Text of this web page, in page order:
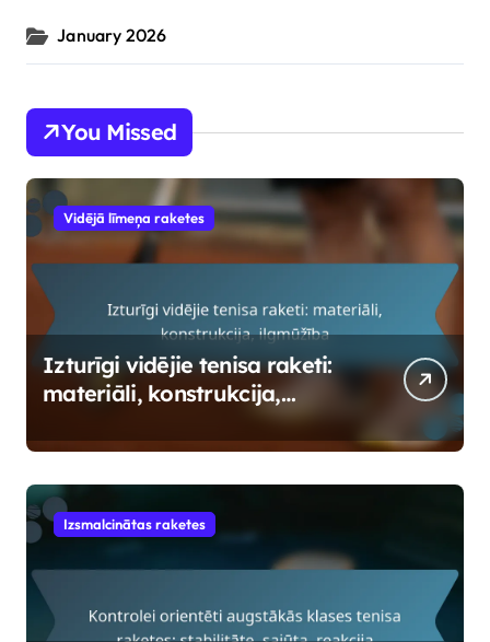
January 2026
You Missed
Vidējā līmeņa raketes
Izturīgi vidējie tenisa raketi:
materiāli, konstrukcija,
Izsmalcinātas raketes